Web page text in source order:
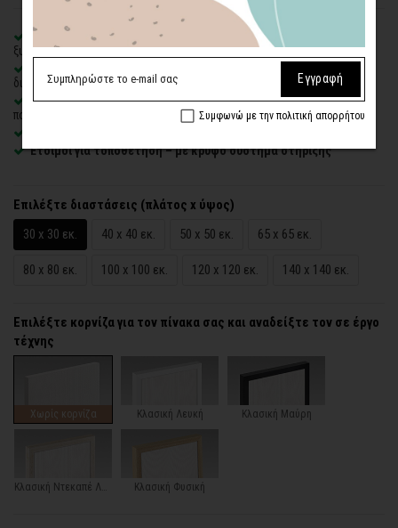
100% πιστοποιημένος βαμβακερός καμβάςσε τελάρο φυσικής
ξυλείας
διαλύτες και οσμές
Δυνατότητα προσθήκηςξύλινης διακοσμητικής κορνίζαςμε
πολλές επιλογές
Έτοιμοι για τοποθέτηση – με κρυφό σύστημα στήριξης
Επιλέξτε διαστάσεις (πλάτος x ύψος)
30 x 30 εκ.
40 x 40 εκ. 50 x 50 εκ. 65 x 65 εκ.
80 x 80 εκ. 100 x 100 εκ. 120 x 120 εκ. 140 x 140 εκ.
Επιλέξτε κορνίζα για τον πίνακα σας και αναδείξτε τον σε έργο
τέχνης
Χωρίς κορνίζα Κλασική Λευκή Κλασική Μαύρη
Κλασική Φυσική
Εγγραφή
Συμφωνώ με την πολιτική απορρήτου